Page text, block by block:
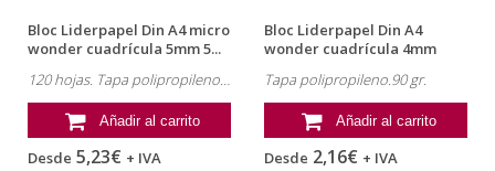
Bloc Liderpapel Din A4 micro
wonder cuadrícula 5mm 5...
120 hojas. Tapa polipropileno. 90gr
Añadir al carrito
Desde 5,23€ + IVA
Bloc Liderpapel Din A4
wonder cuadrícula 4mm
Tapa polipropileno.90 gr.
Añadir al carrito
Desde 2,16€ + IVA